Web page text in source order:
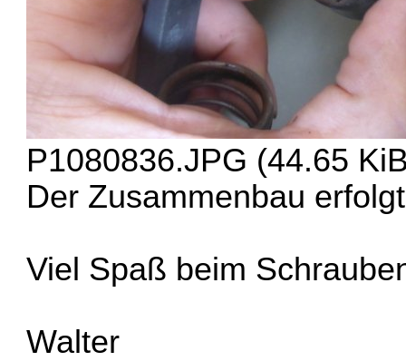
P1080836.JPG (44.65
Der Zusammenbau
Viel Spaß beim
Walter